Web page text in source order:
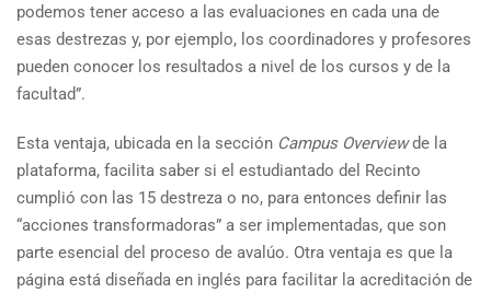
podemos tener acceso a las evaluaciones en cada una de
esas destrezas y, por ejemplo, los coordinadores y profesores
pueden conocer los resultados a nivel de los cursos y de la
facultad”.
Esta ventaja, ubicada en la sección Campus Overviewde la
plataforma, facilita saber si el estudiantado del Recinto
cumplió con las 15 destreza o no, para entonces definir las
“acciones transformadoras” a ser implementadas, que son
parte esencial del proceso de avalúo. Otra ventaja es que la
página está diseñada en inglés para facilitar la acreditación de